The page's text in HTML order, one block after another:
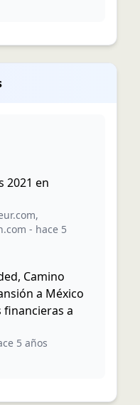
2021 en
,
- hace 5
Camino
a México
a
5 años